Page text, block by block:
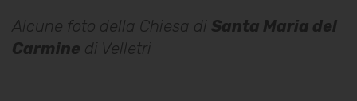
Alcune foto della Chiesa di Santa Maria del
Carmine di Velletri